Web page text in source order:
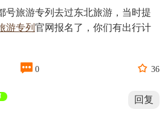
号旅游专列去过东北旅游，当时提
游专列 官网报名了，你们有出行计
 0  36
回复